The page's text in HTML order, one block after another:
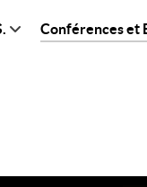
Conférences et